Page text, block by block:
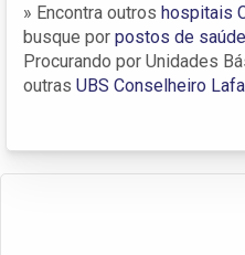
» Encontra outros hospitais
busque por postos de
Procurando por Unidades
outras UBS Conselheiro